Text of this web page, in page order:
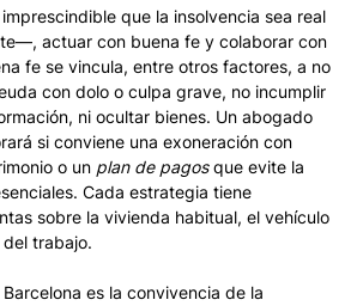
que la insolvencia sea real
actuar con buena fe y colaborar con
fe se vincula, entre otros factores, a no
con dolo o culpa grave, no incumplir
ni ocultar bienes. Un abogado
si conviene una exoneración con
o un plan de pagosque evite la
Cada estrategia tiene
sobre la vivienda habitual, el vehículo
trabajo.
es la convivencia de la